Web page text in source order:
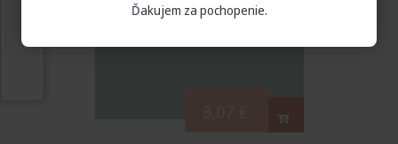
Ďakujem za pochopenie.